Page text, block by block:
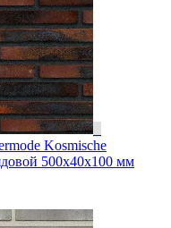
Kosmische
500x40x100 мм